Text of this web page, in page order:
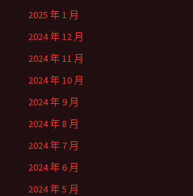
2025 年 1 月
2024 年 12 月
2024 年 11 月
2024 年 10 月
2024 年 9 月
2024 年 8 月
2024 年 7 月
2024 年 6 月
2024 年 5 月